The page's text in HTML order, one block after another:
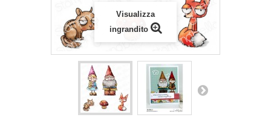
Visualizza
ingrandito